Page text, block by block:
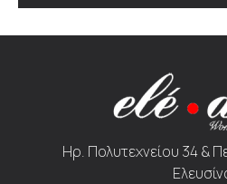
Ηρ. Πολυτεχνείου 34 &